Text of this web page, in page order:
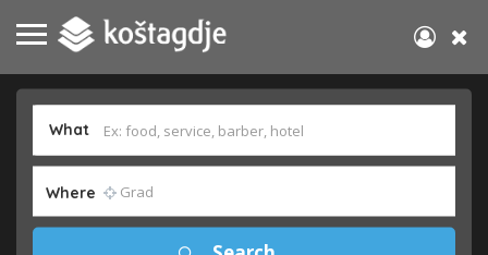
What
Where